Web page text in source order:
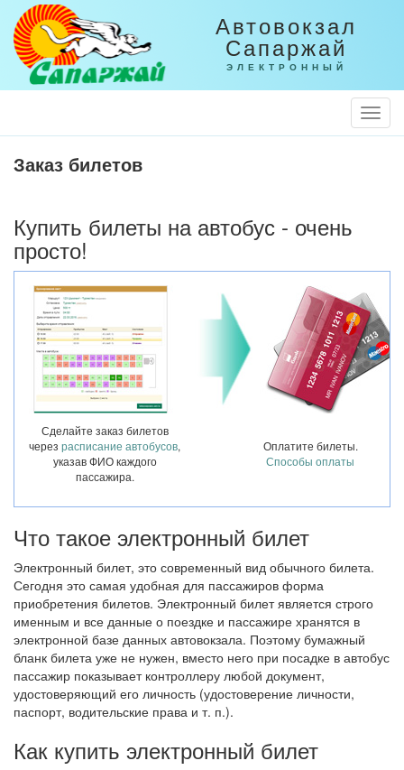
Автовокзал
Сапаржай
ЭЛЕКТРОННЫЙ
Заказ билетов
Купить билеты на автобус - очень
просто!
Сделайте заказ билетов
через расписание автобусов,
указав ФИО каждого
пассажира.
Оплатите билеты.
Способы оплаты
Что такое электронный билет
Электронный билет, это современный вид обычного билета.
Сегодня это самая удобная для пассажиров форма
приобретения билетов. Электронный билет является строго
именным и все данные о поездке и пассажире хранятся в
электронной базе данных автовокзала. Поэтому бумажный
бланк билета уже не нужен, вместо него при посадке в автобус
пассажир показывает контроллеру любой документ,
удостоверяющий его личность (удостоверение личности,
паспорт, водительские права и т. п.).
Как купить электронный билет